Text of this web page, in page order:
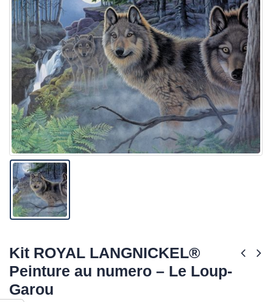
Kit ROYAL LANGNICKEL®
Peinture au numero – Le Loup-
Garou